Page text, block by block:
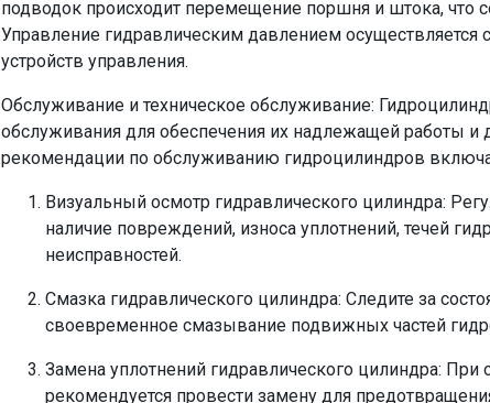
подводок происходит перемещение поршня и штока, что
Управление гидравлическим давлением
устройств управления.
Обслуживание и техническое обслуживание:
обслуживания для обеспечения их надлежащей работы и
рекомендации по обслуживанию гидроцилиндров
Визуальный осмотр гидравлического цилиндра:
наличие повреждений, износа уплотнений, течей
неисправностей.
Смазка гидравлического цилиндра: Следите за
своевременное смазывание подвижных частей
Замена уплотнений гидравлического цилиндра: При
рекомендуется провести замену для